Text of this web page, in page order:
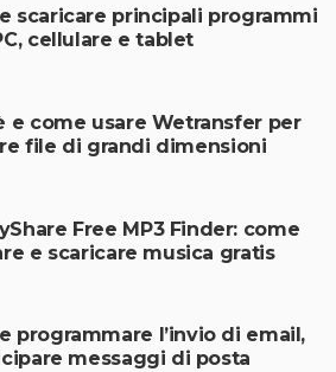
scaricare principali programmi
cellulare e tablet
e come usare Wetransfer per
file di grandi dimensioni
Free MP3 Finder: come
e scaricare musica gratis
programmare l’invio di email,
messaggi di posta